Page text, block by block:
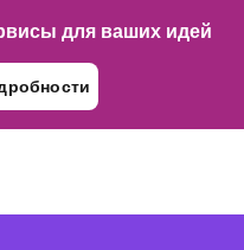
для ваших идей